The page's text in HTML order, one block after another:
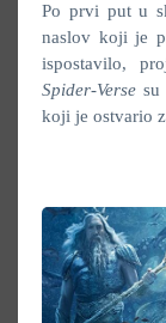
Po prvi put u
naslov koji je
ispostavilo,
Spider-Versesu
koji je ostvario